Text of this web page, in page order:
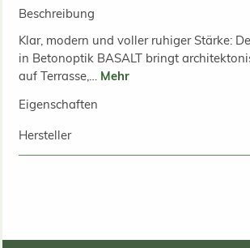
Beschreibung
Klar, modern und voller ruhiger Stärke:
in Betonoptik BASALT bringt
auf Terrasse,… Mehr
Eigenschaften
Hersteller